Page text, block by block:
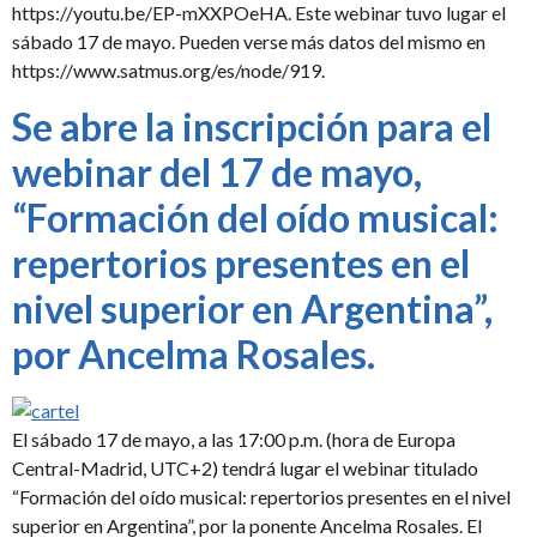
https://youtu.be/EP-mXXPOeHA. Este webinar tuvo lugar el
sábado 17 de mayo. Pueden verse más datos del mismo en
https://www.satmus.org/es/node/919.
Se abre la inscripción para el
webinar del 17 de mayo,
“Formación del oído musical:
repertorios presentes en el
nivel superior en Argentina”,
por Ancelma Rosales.
El sábado 17 de mayo, a las 17:00 p.m. (hora de Europa
Central-Madrid, UTC+2) tendrá lugar el webinar titulado
“Formación del oído musical: repertorios presentes en el nivel
superior en Argentina”, por la ponente Ancelma Rosales. El